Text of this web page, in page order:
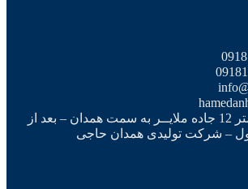
آدرس: همدان کیلمومتر 12 جاده ملایــر به سمت همدان – بعد از
– شرکت تولیدی همدان حاجی